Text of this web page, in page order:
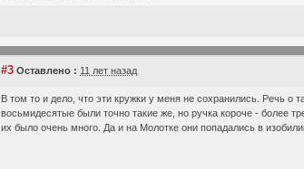
#3 Оставлено : 11 лет назад
В том то и дело, что эти кружки у меня не сохранились. Речь о
восьмидесятые были точно такие же, но ручка короче - более
их было очень много. Да и на Молотке они попадались в